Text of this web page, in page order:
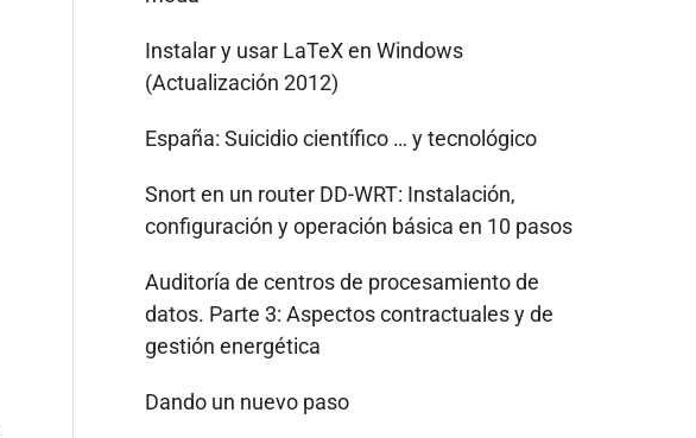
Instalar y usar LaTeX en Windows
(Actualización 2012)
España: Suicidio científico … y tecnológico
Snort en un router DD-WRT: Instalación,
configuración y operación básica en 10 pasos
Auditoría de centros de procesamiento de
datos. Parte 3: Aspectos contractuales y de
gestión energética
Dando un nuevo paso